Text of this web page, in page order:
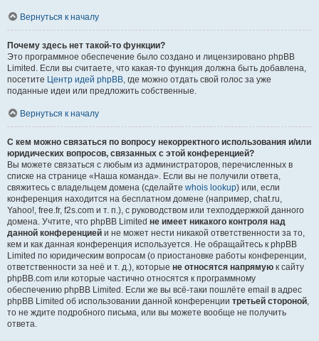
Вернуться к началу
Почему здесь нет такой-то функции?
Это программное обеспечение было создано и лицензировано phpBB
Limited. Если вы считаете, что какая-то функция должна быть добавлена,
посетите Центр идей phpBB, где можно отдать свой голос за уже
поданные идеи или предложить собственные.
Вернуться к началу
С кем можно связаться по вопросу некорректного использования и/или
юридических вопросов, связанных с этой конференцией?
Вы можете связаться с любым из администраторов, перечисленных в
списке на странице «Наша команда». Если вы не получили ответа,
свяжитесь с владельцем домена (сделайте whois lookup) или, если
конференция находится на бесплатном домене (например, chat.ru,
Yahoo!, free.fr, f2s.com и т. п.), с руководством или техподдержкой данного
домена. Учтите, что phpBB Limited не имеет никакого контроля над
данной конференцией и не может нести никакой ответственности за то,
кем и как данная конференция используется. Не обращайтесь к phpBB
Limited по юридическим вопросам (о приостановке работы конференции,
ответственности за неё и т. д.), которые не относятся напрямую к сайту
phpBB.com или которые частично относятся к программному
обеспечению phpBB Limited. Если же вы всё-таки пошлёте email в адрес
phpBB Limited об использовании данной конференции третьей стороной,
то не ждите подробного письма, или вы можете вообще не получить
ответа.